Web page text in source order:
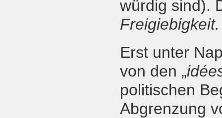
würdig sind).
Erst unter
von den „
politischen
Abgrenzung